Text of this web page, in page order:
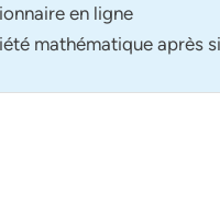
en ligne
mathématique après